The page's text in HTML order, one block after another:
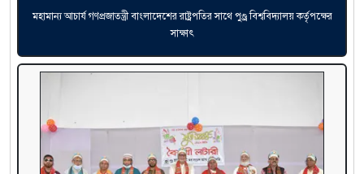
মহামান্য আচার্য গণপ্রজাতন্ত্রী বাংলাদেশের রাষ্ট্রপতির সাথে পুণ্ড্র বিশ্ববিদ্যালয় কর্তৃপক্ষের
সাক্ষাৎ